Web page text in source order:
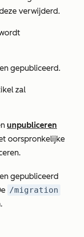
verwijderd.
gepubliceerd.
zal
unpubliceren
oorspronkelijke
gepubliceerd
/migration